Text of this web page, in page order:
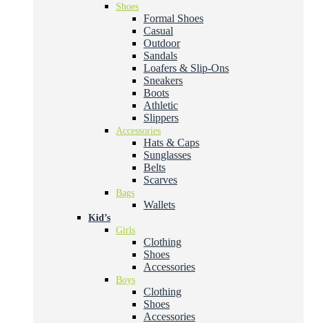
Shoes
Formal Shoes
Casual
Outdoor
Sandals
Loafers & Slip-Ons
Sneakers
Boots
Athletic
Slippers
Accessories
Hats & Caps
Sunglasses
Belts
Scarves
Bags
Wallets
Kid’s
Girls
Clothing
Shoes
Accessories
Boys
Clothing
Shoes
Accessories